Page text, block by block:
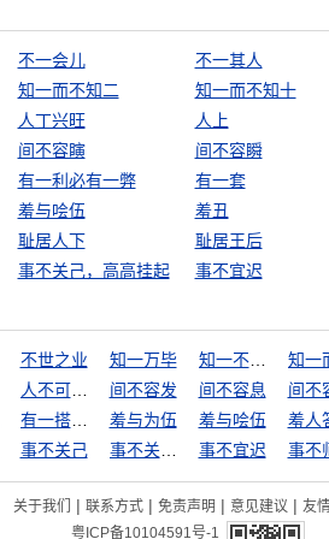
不一会儿 不一其人
知一而不知二 知一而不知十
人丁兴旺 人上
间不容瞚 间不容瞬
有一利必有一弊 有一套
羞与哙伍 羞丑
耻居人下 耻居王后
事不关己，高高挂起 事不宜迟
不世之业 知一万毕 知一不知十
人不可貌相 间不容发 间不容息 间不
有一搭没一搭 羞与为伍 羞与哙伍 羞人
事不关己 事不宜迟 事不
关于我们 | 联系方式 | 免责声明 | 意见建议 | 友
粤ICP备10104591号-1